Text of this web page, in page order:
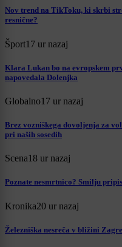
Nov trend na TikToku, ki skrbi
resnične?
Šport17 ur nazaj
Klara Lukan bo na evropskem
napovedala Dolenjka
Globalno17 ur nazaj
Brez vozniškega dovoljenja za
pri naših sosedih
Scena18 ur nazaj
Poznate nesmrtnico? Smilju
Kronika20 ur nazaj
Železniška nesreča v bližini